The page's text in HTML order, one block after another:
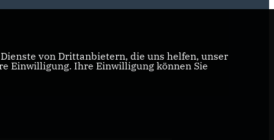
von Drittanbietern, die uns helfen, unser
Einwilligung. Ihre Einwilligung können Sie